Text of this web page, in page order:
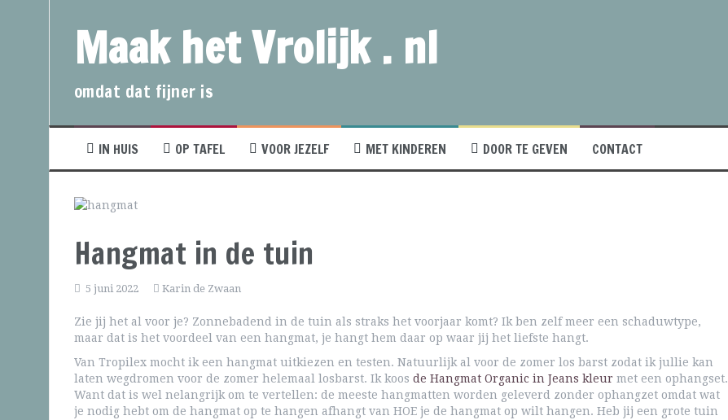
Maak het Vrolijk . nl
omdat dat fijner is
IN HUIS OP TAFEL VOOR JEZELF MET KINDEREN DOOR TE GEVEN CONTACT
Hangmat in de tuin
5 juni 2022 Karin de Zwaan
Zie jij het al voor je? Zonnebadend in de tuin als straks het voorjaar komt? Ik ben zelf meer een schaduwtype,
maar dat is het voordeel van een hangmat, je hangt hem daar op waar jij het liefste hangt.
Van Tropilex mocht ik een hangmat uitkiezen en testen. Natuurlijk al voor de zomer los barst zodat ik jullie kan
laten wegdromen voor de zomer helemaal losbarst. Ik koos de Hangmat Organic in Jeans kleur met een ophangset.
Want dat is wel nelangrijk om te vertellen: de meeste hangmatten worden geleverd zonder ophangzet omdat wat
je nodig hebt om de hangmat op te hangen afhangt van HOE je de hangmat op wilt hangen. Heb jij een grote tuin